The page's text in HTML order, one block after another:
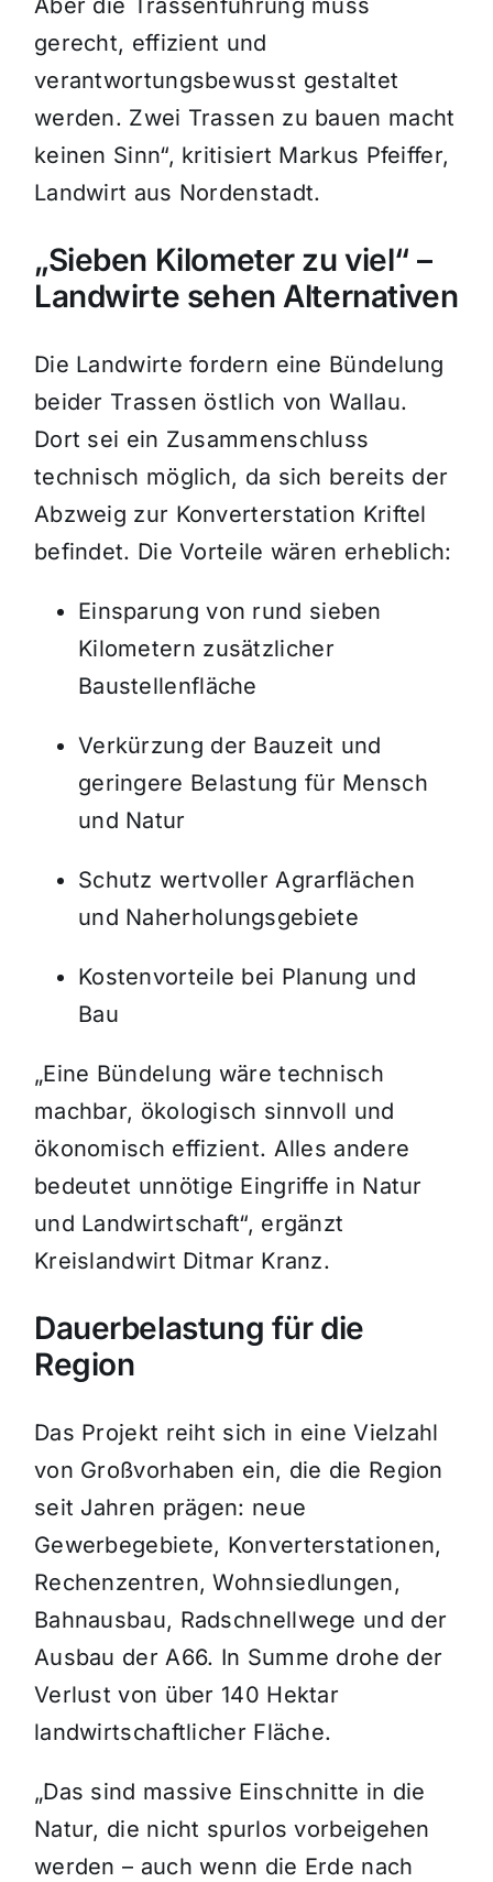
Aber die Trassenführung muss
gerecht, effizient und
verantwortungsbewusst gestaltet
werden. Zwei Trassen zu bauen macht
keinen Sinn“, kritisiert Markus Pfeiffer,
Landwirt aus Nordenstadt.
„Sieben Kilometer zu viel“ –
Landwirte sehen Alternativen
Die Landwirte fordern eine Bündelung
beider Trassen östlich von Wallau.
Dort sei ein Zusammenschluss
technisch möglich, da sich bereits der
Abzweig zur Konverterstation Kriftel
befindet. Die Vorteile wären erheblich:
Einsparung von rund sieben
Kilometern zusätzlicher
Baustellenfläche
Verkürzung der Bauzeit und
geringere Belastung für Mensch
und Natur
Schutz wertvoller Agrarflächen
und Naherholungsgebiete
Kostenvorteile bei Planung und
Bau
„Eine Bündelung wäre technisch
machbar, ökologisch sinnvoll und
ökonomisch effizient. Alles andere
bedeutet unnötige Eingriffe in Natur
und Landwirtschaft“, ergänzt
Kreislandwirt Ditmar Kranz.
Dauerbelastung für die
Region
Das Projekt reiht sich in eine Vielzahl
von Großvorhaben ein, die die Region
seit Jahren prägen: neue
Gewerbegebiete, Konverterstationen,
Rechenzentren, Wohnsiedlungen,
Bahnausbau, Radschnellwege und der
Ausbau der A66. In Summe drohe der
Verlust von über 140 Hektar
landwirtschaftlicher Fläche.
„Das sind massive Einschnitte in die
Natur, die nicht spurlos vorbeigehen
werden – auch wenn die Erde nach